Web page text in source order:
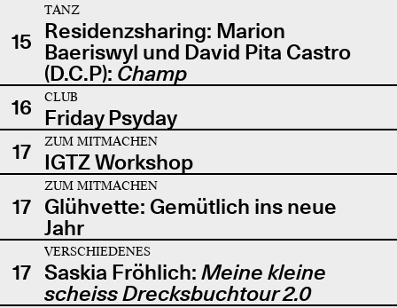
15
TANZ
Residenzsharing: Marion
Baeriswyl und David Pita Castro
(D.C.P): Champ
16
CLUB
Friday Psyday
17
ZUM MITMACHEN
IGTZ Workshop
17
ZUM MITMACHEN
Glühvette: Gemütlich ins neue
Jahr
17
VERSCHIEDENES
Saskia Fröhlich: Meine kleine
scheiss Drecksbuchtour 2.0